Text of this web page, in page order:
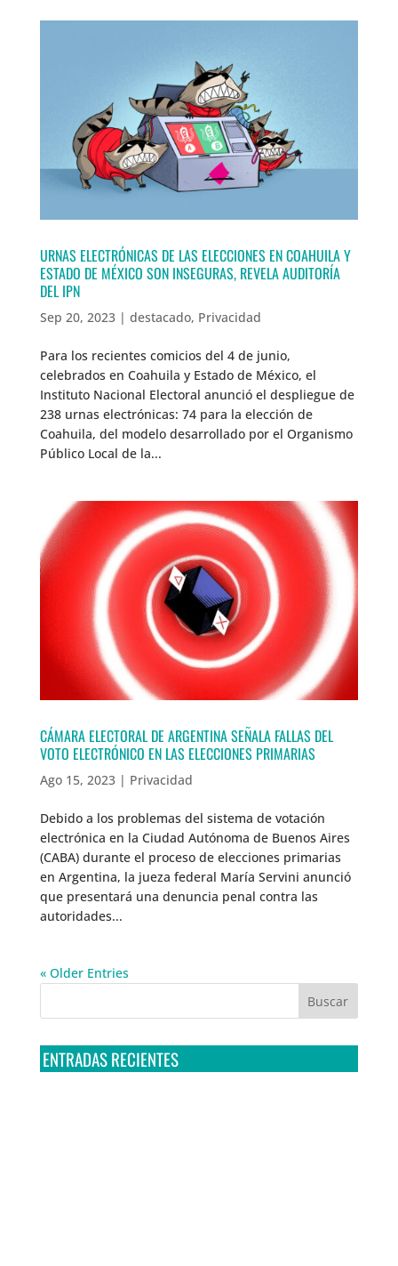
URNAS ELECTRÓNICAS DE LAS ELECCIONES EN COAHUILA Y
ESTADO DE MÉXICO SON INSEGURAS, REVELA AUDITORÍA
DEL IPN
Sep 20, 2023| destacado, Privacidad
Para los recientes comicios del 4 de junio,
celebrados en Coahuila y Estado de México, el
Instituto Nacional Electoral anunció el despliegue de
238 urnas electrónicas: 74 para la elección de
Coahuila, del modelo desarrollado por el Organismo
Público Local de la...
CÁMARA ELECTORAL DE ARGENTINA SEÑALA FALLAS DEL
VOTO ELECTRÓNICO EN LAS ELECCIONES PRIMARIAS
Ago 15, 2023| Privacidad
Debido a los problemas del sistema de votación
electrónica en la Ciudad Autónoma de Buenos Aires
(CABA) durante el proceso de elecciones primarias
en Argentina, la jueza federal María Servini anunció
que presentará una denuncia penal contra las
autoridades...
« Older Entries
ENTRADAS RECIENTES